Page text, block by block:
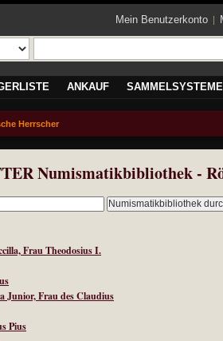
Mein Benutzerkonto
ANKAUF SAMMELSYSTEME
Herrscher
Numismatikbibliothek -
Numismatikbibliothek
Frau Theodosius I.
Junior, Frau des Claudius
Pius